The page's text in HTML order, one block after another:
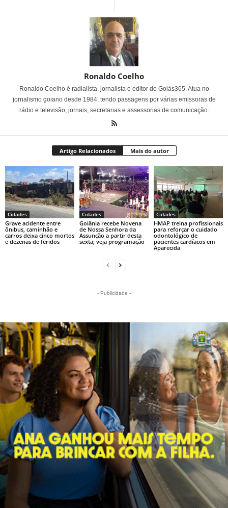
Ronaldo Coelho
Ronaldo Coelho é radialista, jornalista e editor do Goiás365. Atua no
jornalismo goiano desde 1984, tendo passagens por várias emissoras de
rádio e televisão, jornais, secretarias e assessorias de comunicação.
Artigo Relacionados Mais do autor
Cidades
Grave acidente entre
ônibus, caminhão e
carros deixa cinco mortos
e dezenas de feridos
Cidades
Goiânia recebe Novena
de Nossa Senhora da
Assunção a partir desta
sexta; veja programação
Cidades
HMAP treina profissionais
para reforçar o cuidado
odontológico de
pacientes cardíacos em
Aparecida
- Publicidade -